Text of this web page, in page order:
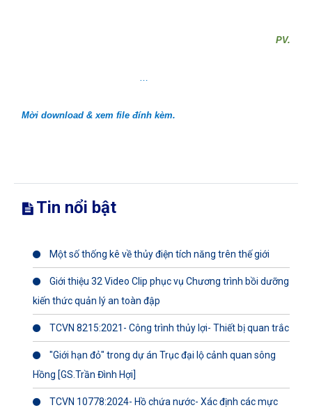
PV.
Mời download & xem file đính kèm.
Tin nổi bật
Một số thống kê về thủy điện tích năng trên thế giới
Giới thiệu 32 Video Clip phục vụ Chương trình bồi dưỡng
kiến thức quản lý an toàn đập
TCVN 8215:2021- Công trình thủy lợi- Thiết bị quan trắc
"Giới hạn đỏ" trong dự án Trục đại lộ cảnh quan sông
Hồng [GS.Trần Đình Hợi]
TCVN 10778:2024- Hồ chứa nước- Xác định các mực